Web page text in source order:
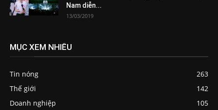
Nam diễn...
13/03/2019
MỤC XEM NHIỀU
Tin nóng
263
Thế giới
142
Doanh nghiệp
105